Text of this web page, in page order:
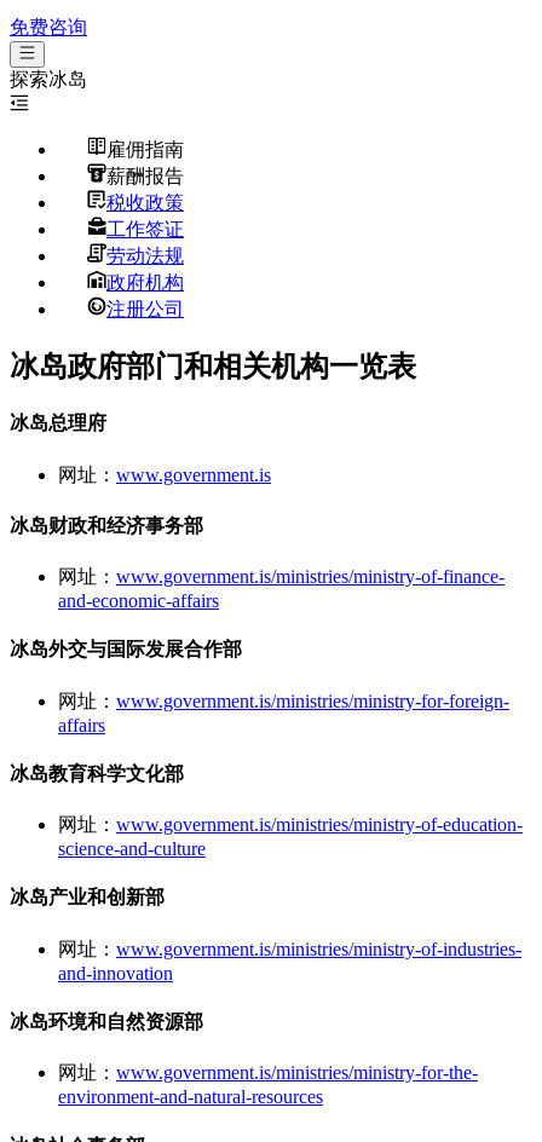
免费咨询
探索冰岛
雇佣指南
薪酬报告
税收政策
工作签证
劳动法规
政府机构
注册公司
冰岛政府部门和相关机构一览表
冰岛总理府
网址： www.government.is
冰岛财政和经济事务部
网址： www.government.is/ministries/ministry-of-finance-
and-economic-affairs
冰岛外交与国际发展合作部
网址： www.government.is/ministries/ministry-for-foreign-
affairs
冰岛教育科学文化部
网址： www.government.is/ministries/ministry-of-education-
science-and-culture
冰岛产业和创新部
网址： www.government.is/ministries/ministry-of-industries-
and-innovation
冰岛环境和自然资源部
网址： www.government.is/ministries/ministry-for-the-
environment-and-natural-resources